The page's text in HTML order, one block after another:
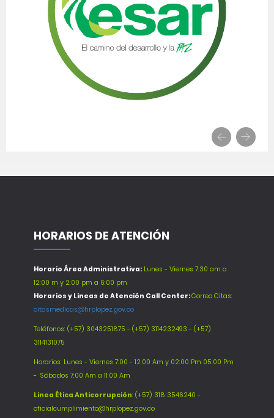
HORARIOS DE ATENCIÓN
Horario Área Administrativa: Lunes - Viernes 7:30 am a
12:00 m y 2:00 pm a 6:00 pm
Horarios y Lineas de Atención Call Center:Correo Citas:
citasmedicas@hrplopez.gov.co
Teléfonos: (+57) 3043251875 - (+57) 3114232493 - (+57)
3114131075
Horarios: Lunes - Viernes 7:00 - 12:00 Am y 02:00 Pm 05:00 Pm
- Sábados 7:00 Am a 11:00 Am
Línea Ética Anticorrupción: (+57) 318 3546240 -
oficialcumplimiento@hrplopez.gov.co